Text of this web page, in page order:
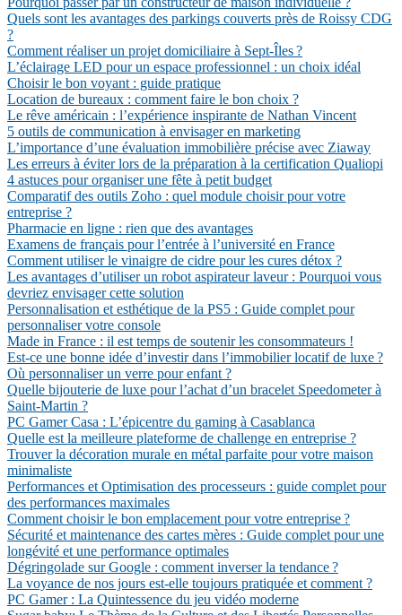
Quels sont les avantages des parkings couverts près de Roissy CDG
?
Comment réaliser un projet domiciliaire à Sept-Îles ?
L’éclairage LED pour un espace professionnel : un choix idéal
Choisir le bon voyant : guide pratique
Location de bureaux : comment faire le bon choix ?
Le rêve américain : l’expérience inspirante de Nathan Vincent
5 outils de communication à envisager en marketing
L’importance d’une évaluation immobilière précise avec Ziaway
Les erreurs à éviter lors de la préparation à la certification Qualiopi
4 astuces pour organiser une fête à petit budget
Comparatif des outils Zoho : quel module choisir pour votre
entreprise ?
Pharmacie en ligne : rien que des avantages
Examens de français pour l’entrée à l’université en France
Comment utiliser le vinaigre de cidre pour les cures détox ?
Les avantages d’utiliser un robot aspirateur laveur : Pourquoi vous
devriez envisager cette solution
Personnalisation et esthétique de la PS5 : Guide complet pour
personnaliser votre console
Made in France : il est temps de soutenir les consommateurs !
Est-ce une bonne idée d’investir dans l’immobilier locatif de luxe ?
Où personnaliser un verre pour enfant ?
Quelle bijouterie de luxe pour l’achat d’un bracelet Speedometer à
Saint-Martin ?
PC Gamer Casa : L’épicentre du gaming à Casablanca
Quelle est la meilleure plateforme de challenge en entreprise ?
Trouver la décoration murale en métal parfaite pour votre maison
minimaliste
Performances et Optimisation des processeurs : guide complet pour
des performances maximales
Comment choisir le bon emplacement pour votre entreprise ?
Sécurité et maintenance des cartes mères : Guide complet pour une
longévité et une performance optimales
Dégringolade sur Google : comment inverser la tendance ?
La voyance de nos jours est-elle toujours pratiquée et comment ?
PC Gamer : La Quintessence du jeu vidéo moderne